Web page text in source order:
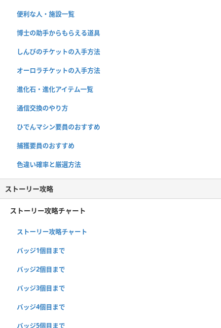
便利な人・施設一覧
博士の助手からもらえる道具
しんぴのチケットの入手方法
オーロラチケットの入手方法
進化石・進化アイテム一覧
通信交換のやり方
ひでんマシン要員のおすすめ
捕獲要員のおすすめ
色違い確率と厳選方法
ストーリー攻略
ストーリー攻略チャート
ストーリー攻略チャート
バッジ1個目まで
バッジ2個目まで
バッジ3個目まで
バッジ4個目まで
バッジ5個目まで